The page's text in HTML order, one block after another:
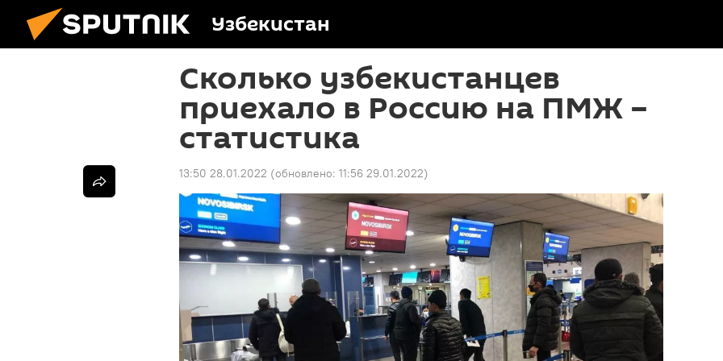
Узбекистан
Сколько узбекистанцев
приехало в Россию на ПМЖ –
статистика
13:50 28.01.2022 (обновлено: 11:56 29.01.2022)